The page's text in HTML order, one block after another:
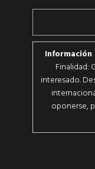
Finalidad:
interesado.
oponerse,